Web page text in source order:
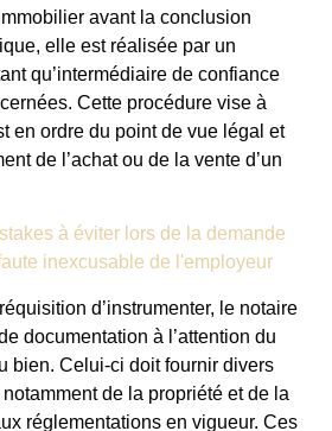
avant la conclusion
elle est réalisée par un
qu’intermédiaire de confiance
Cette procédure vise à
en ordre du point de vue légal et
de l’achat ou de la vente d’un
à éviter lors de la demande
inexcusable de l'employeur
d’instrumenter, le notaire
documentation à l’attention du
bien. Celui-ci doit fournir divers
de la propriété et de la
réglementations en vigueur. Ces